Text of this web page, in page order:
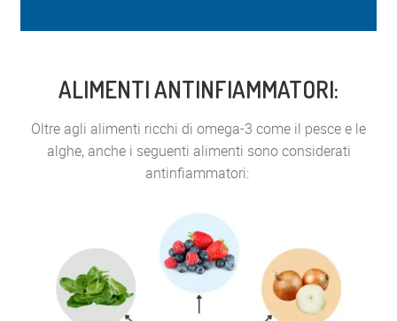
ALIMENTI ANTINFIAMMATORI:
Oltre agli alimenti ricchi di omega-3 come il pesce e le
alghe, anche i seguenti alimenti sono considerati
antinfiammatori: